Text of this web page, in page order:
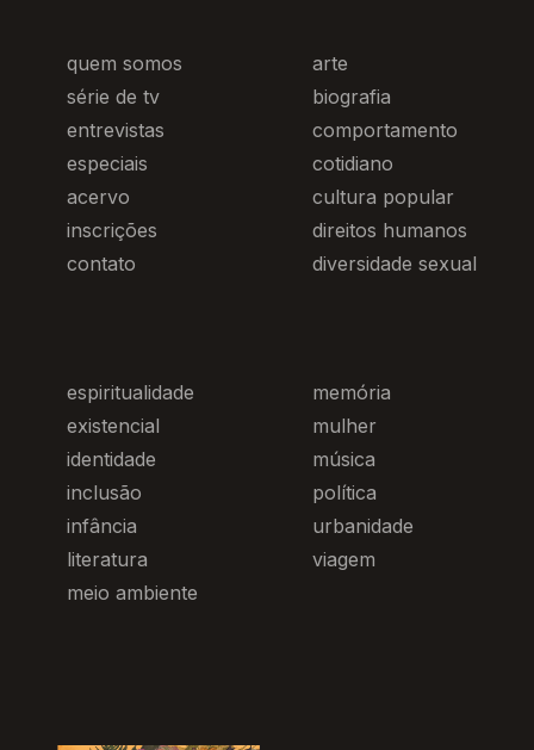
quem somos
série de tv
entrevistas
especiais
acervo
inscrições
contato
arte
biografia
comportamento
cotidiano
cultura popular
direitos humanos
diversidade sexual
espiritualidade
existencial
identidade
inclusão
infância
literatura
meio ambiente
memória
mulher
música
política
urbanidade
viagem